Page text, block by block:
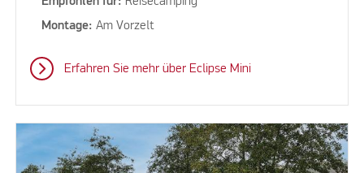
Montage:Am Vorzelt
Erfahren Sie mehr über Eclipse Mini